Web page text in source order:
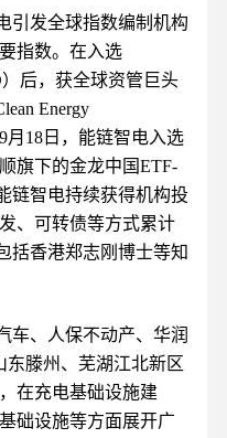
引发全球指数编制机构
指数。在入选
后，获全球资管巨头
Energy
月18日，能链智电入选
旗下的金龙中国ETF-
链智电持续获得机构投
、可转债等方式累计
括香港郑志刚博士等知
车、人保不动产、华润
东滕州、芜湖江北新区
在充电基础设施建
础设施等方面展开广